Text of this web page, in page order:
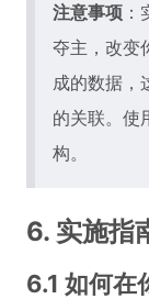
注意事项
夺主，改变
成的数据，
的关联。使
构。
6. 实施指
6.1 如何在